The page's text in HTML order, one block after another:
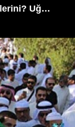
Uğurladı